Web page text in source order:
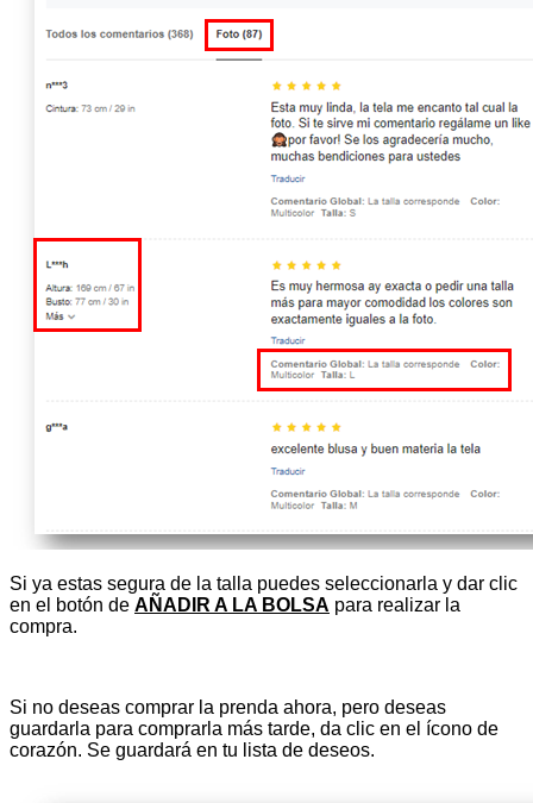
Si ya estas segura de la talla puedes seleccionarla y dar clic
en el botón de AÑADIR A LA BOLSA para realizar la
compra.
Si no deseas comprar la prenda ahora, pero deseas
guardarla para comprarla más tarde, da clic en el ícono de
corazón. Se guardará en tu lista de deseos.